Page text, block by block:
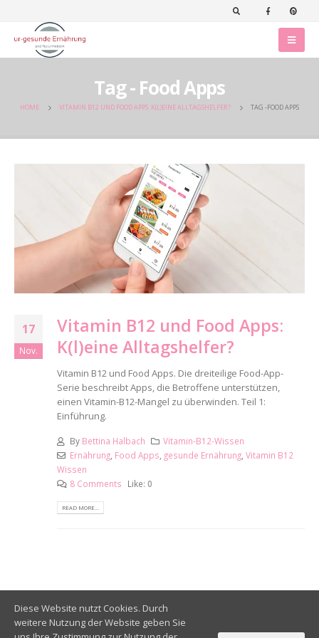
Tag - Food Apps
HOME VITAMIN B12 UND FOOD APPS: K(L)EINE ALLTAGSHELFER? TAG -FOOD APPS
17
Nov.
Vitamin B12 und Food Apps:
K(l)eine Alltagshelfer?
Vitamin B12 und Food Apps. Die dreiteilige Food-App-
Serie beschreibt Apps, die Betroffene unterstützen,
einen Vitamin-B12-Mangel zu überwinden. Teil 1:
Einführung.
By Bettina Halbach
Vitamin-B12-Wissen
Ernährung, Food Apps gesunde Ernährung, Vitamin B12
Wissen
8 Comments
Like: 0
READ MORE...
Diese Website nutzt Cookies. Durch
weitere Nutzung der Website geben Sie